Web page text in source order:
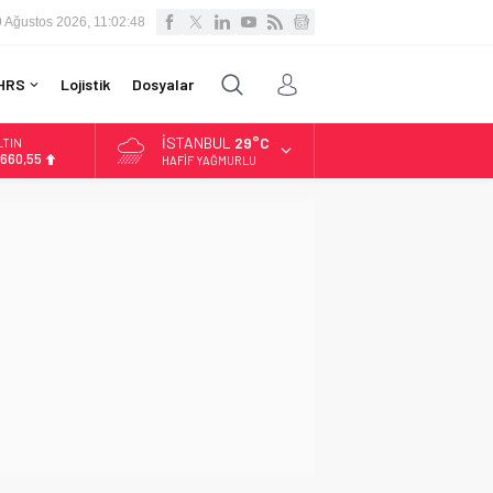
Ağustos 2026, 11:02:49
Lojistik Dosyalar
İSTANBUL 29°C
HAFIF YAĞMURLU